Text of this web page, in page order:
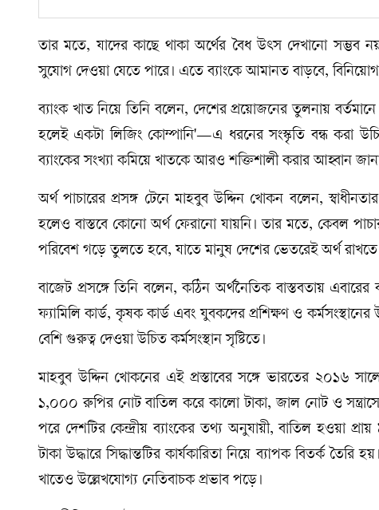
তার মতে, যাদের কাছে থাকা অর্থের বৈধ উৎস দেখানো সম্ভব
সুযোগ দেওয়া যেতে পারে। এতে ব্যাংকে আমানত বাড়বে, বিনিয়োগ
ব্যাংক খাত নিয়ে তিনি বলেন, দেশের প্রয়োজনের তুলনায়
হলেই একটা লিজিং কোম্পানি'—এ ধরনের সংস্কৃতি বন্ধ করা
ব্যাংকের সংখ্যা কমিয়ে খাতকে আরও শক্তিশালী করার আহ্বান
অর্থ পাচারের প্রসঙ্গ টেনে মাহবুব উদ্দিন খোকন বলেন,
হলেও বাস্তবে কোনো অর্থ ফেরানো যায়নি। তার মতে, কেবল
পরিবেশ গড়ে তুলতে হবে, যাতে মানুষ দেশের ভেতরেই অর্থ রাখতে
বাজেট প্রসঙ্গে তিনি বলেন, কঠিন অর্থনৈতিক বাস্তবতায়
ফ্যামিলি কার্ড, কৃষক কার্ড এবং যুবকদের প্রশিক্ষণ ও
বেশি গুরুত্ব দেওয়া উচিত কর্মসংস্থান সৃষ্টিতে।
মাহবুব উদ্দিন খোকনের এই প্রস্তাবের সঙ্গে ভারতের ২০১৬
১,০০০ রুপির নোট বাতিল করে কালো টাকা, জাল নোট ও
পরে দেশটির কেন্দ্রীয় ব্যাংকের তথ্য অনুযায়ী, বাতিল হওয়া
টাকা উদ্ধারে সিদ্ধান্তটির কার্যকারিতা নিয়ে ব্যাপক বিতর্ক
খাতেও উল্লেখযোগ্য নেতিবাচক প্রভাব পড়ে।